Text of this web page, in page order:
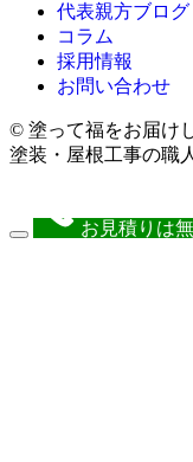
代表親方ブログ
コラム
採用情報
お問い合わせ
© 塗って福をお届け
塗装・屋根工事の職
お見積りは